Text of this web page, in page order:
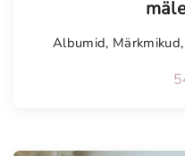
Albumid, Märkmikud,